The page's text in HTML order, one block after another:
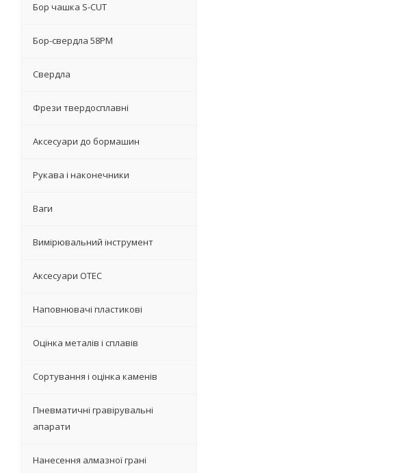
Бор чашка S-CUT
Бор-свердла 58PM
Свердла
Фрези твердосплавні
Аксесуари до бормашин
Рукава і наконечники
Ваги
Вимірювальний інструмент
Аксесуари OTEC
Наповнювачі пластикові
Оцінка металів і сплавів
Сортування і оцінка каменів
Пневматичні гравірувальні
апарати
Нанесення алмазної грані